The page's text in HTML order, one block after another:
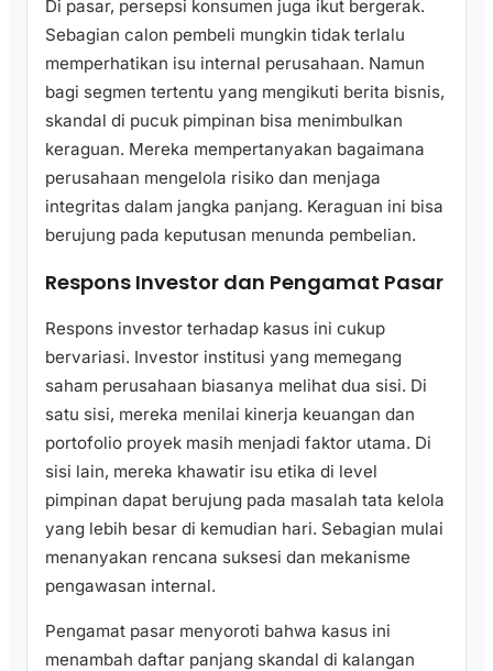
Di pasar, persepsi konsumen juga ikut bergerak.
Sebagian calon pembeli mungkin tidak terlalu
memperhatikan isu internal perusahaan. Namun
bagi segmen tertentu yang mengikuti berita bisnis,
skandal di pucuk pimpinan bisa menimbulkan
keraguan. Mereka mempertanyakan bagaimana
perusahaan mengelola risiko dan menjaga
integritas dalam jangka panjang. Keraguan ini bisa
berujung pada keputusan menunda pembelian.
Respons Investor dan Pengamat Pasar
Respons investor terhadap kasus ini cukup
bervariasi. Investor institusi yang memegang
saham perusahaan biasanya melihat dua sisi. Di
satu sisi, mereka menilai kinerja keuangan dan
portofolio proyek masih menjadi faktor utama. Di
sisi lain, mereka khawatir isu etika di level
pimpinan dapat berujung pada masalah tata kelola
yang lebih besar di kemudian hari. Sebagian mulai
menanyakan rencana suksesi dan mekanisme
pengawasan internal.
Pengamat pasar menyoroti bahwa kasus ini
menambah daftar panjang skandal di kalangan